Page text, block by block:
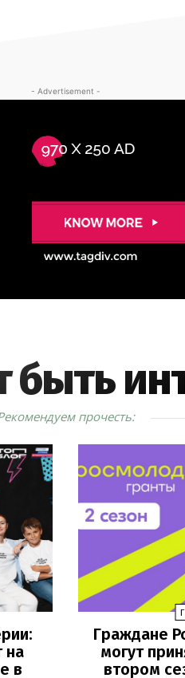
- Advertisement -
быть
прочесть:
на
в
Граждане
могут
втором